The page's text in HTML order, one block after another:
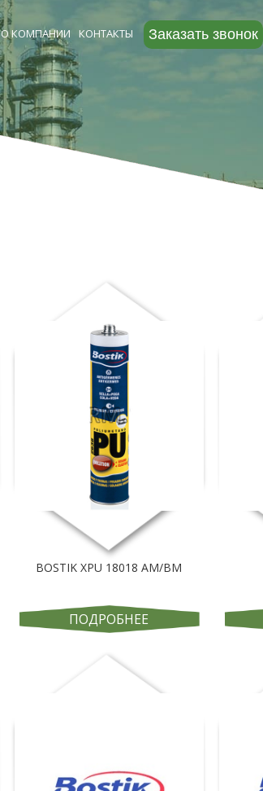
Заказать звонок
О КОМПАНИИ КОНТАКТЫ
BOSTIK XPU 18018 AM/BM
ПОДРОБНЕЕ